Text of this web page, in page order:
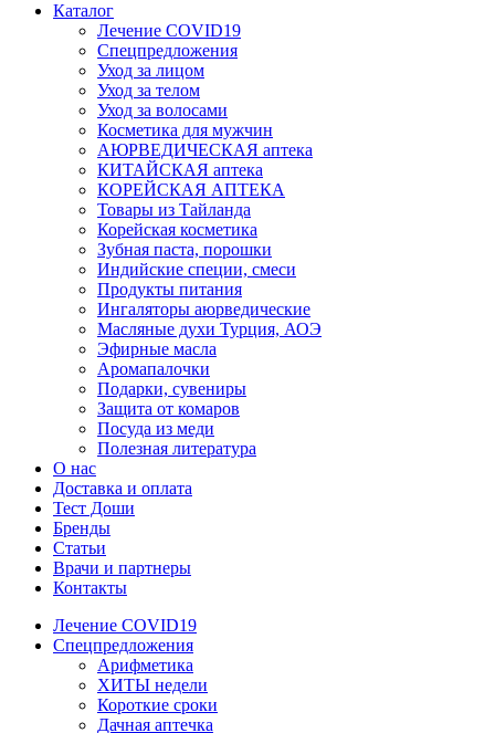
Каталог
Лечение COVID19
Спецпредложения
Уход за лицом
Уход за телом
Уход за волосами
Косметика для мужчин
АЮРВЕДИЧЕСКАЯ аптека
КИТАЙСКАЯ аптека
КОРЕЙСКАЯ АПТЕКА
Товары из Тайланда
Корейская косметика
Зубная паста, порошки
Индийские специи, смеси
Продукты питания
Ингаляторы аюрведические
Масляные духи Турция, АОЭ
Эфирные масла
Аромапалочки
Подарки, сувениры
Защита от комаров
Посуда из меди
Полезная литература
О нас
Доставка и оплата
Тест Доши
Бренды
Статьи
Врачи и партнеры
Контакты
Лечение COVID19
Спецпредложения
Арифметика
ХИТЫ недели
Короткие сроки
Дачная аптечка